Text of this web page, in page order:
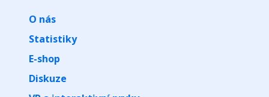
O nás
Statistiky
E-shop
Diskuze